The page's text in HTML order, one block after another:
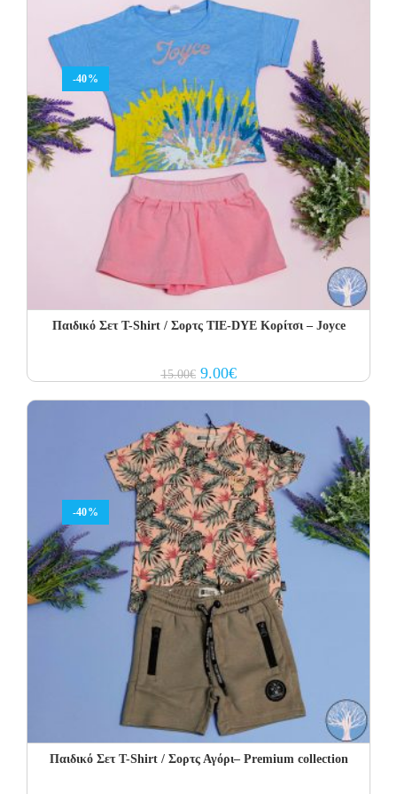
-40%
Παιδικό Σετ Τ-Shirt / Σορτς TIE-DYE Κορίτσι – Joyce
15.00€ Original
price
9.00€Current
price
-40%
Παιδικό Σετ T-Shirt / Σορτς Αγόρι– Premium collection